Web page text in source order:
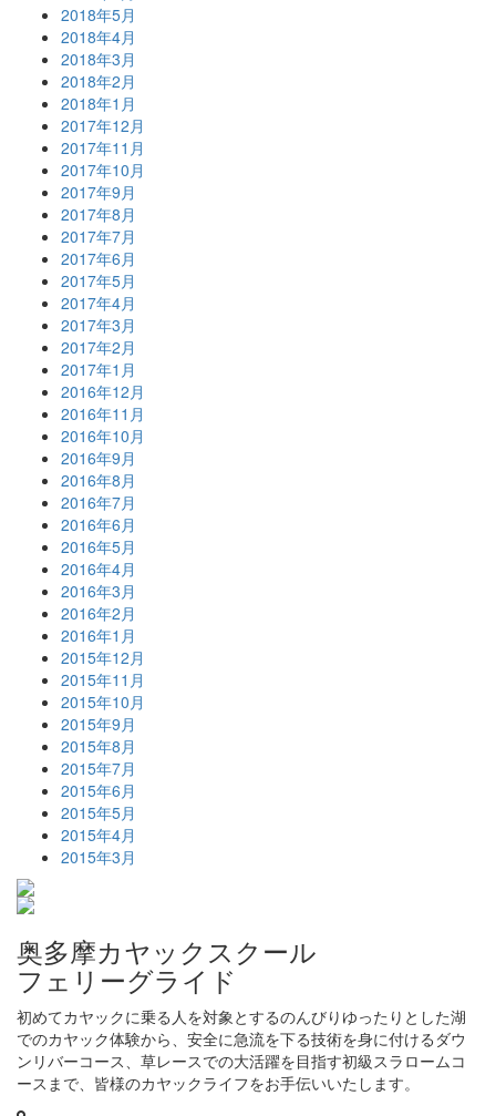
2018年5月
2018年4月
2018年3月
2018年2月
2018年1月
2017年12月
2017年11月
2017年10月
2017年9月
2017年8月
2017年7月
2017年6月
2017年5月
2017年4月
2017年3月
2017年2月
2017年1月
2016年12月
2016年11月
2016年10月
2016年9月
2016年8月
2016年7月
2016年6月
2016年5月
2016年4月
2016年3月
2016年2月
2016年1月
2015年12月
2015年11月
2015年10月
2015年9月
2015年8月
2015年7月
2015年6月
2015年5月
2015年4月
2015年3月
奥多摩カヤックスクール
フェリーグライド
初めてカヤックに乗る人を対象とするのんびりゆったりとした湖
でのカヤック体験から、安全に急流を下る技術を身に付けるダウ
ンリバーコース、草レースでの大活躍を目指す初級スラロームコ
ースまで、皆様のカヤックライフをお手伝いいたします。